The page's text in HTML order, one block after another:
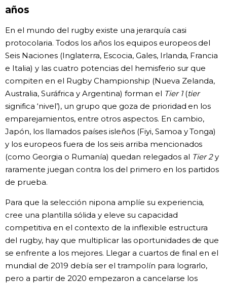
años
En el mundo del rugby existe una jerarquía casi
protocolaria. Todos los años los equipos europeos del
Seis Naciones (Inglaterra, Escocia, Gales, Irlanda, Francia
e Italia) y las cuatro potencias del hemisferio sur que
compiten en el Rugby Championship (Nueva Zelanda,
Australia, Suráfrica y Argentina) forman el Tier 1(tier
significa ‘nivel’), un grupo que goza de prioridad en los
emparejamientos, entre otros aspectos. En cambio,
Japón, los llamados países isleños (Fiyi, Samoa y Tonga)
y los europeos fuera de los seis arriba mencionados
(como Georgia o Rumanía) quedan relegados al Tier 2y
raramente juegan contra los del primero en los partidos
de prueba.
Para que la selección nipona amplíe su experiencia,
cree una plantilla sólida y eleve su capacidad
competitiva en el contexto de la inflexible estructura
del rugby, hay que multiplicar las oportunidades de que
se enfrente a los mejores. Llegar a cuartos de final en el
mundial de 2019 debía ser el trampolín para lograrlo,
pero a partir de 2020 empezaron a cancelarse los